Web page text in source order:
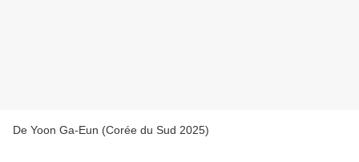
De Yoon Ga-Eun (Corée du Sud 2025)